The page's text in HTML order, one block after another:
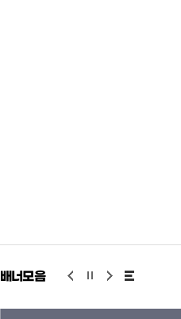
배너모음국민안전교육플랫폼